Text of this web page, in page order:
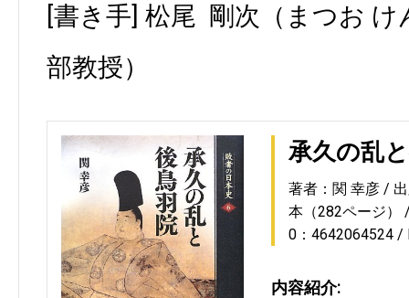
[書き手] 松尾 剛次（まつお け
部教授）
承久の乱
著者：関 幸彦
本（282ページ）
0：4642064524
内容紹介: